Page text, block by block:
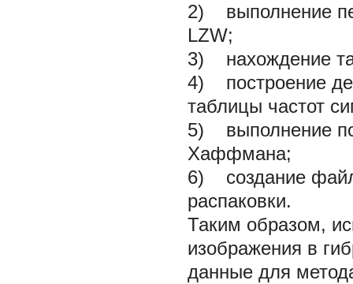
2) выполнение
LZW;
3) нахождение
4) построение
таблицы частот
5) выполнение
Хаффмана;
6) создание
распаковки.
Таким образом,
изображения в
данные для